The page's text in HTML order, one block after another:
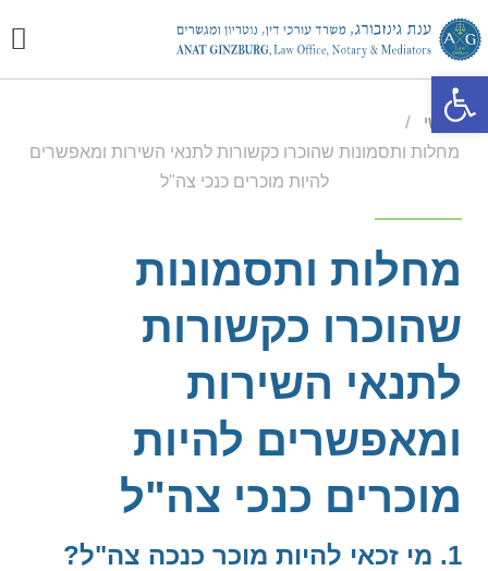
ראשי /
מחלות ותסמונות שהוכרו כקשורות לתנאי השירות ומאפשרים
להיות מוכרים כנכי צה"ל
מחלות ותסמונות
שהוכרו כקשורות
לתנאי השירות
ומאפשרים להיות
מוכרים כנכי צה"ל
1. מי זכאי להיות מוכר כנכה צה"ל?
פתח סרגל נגישות